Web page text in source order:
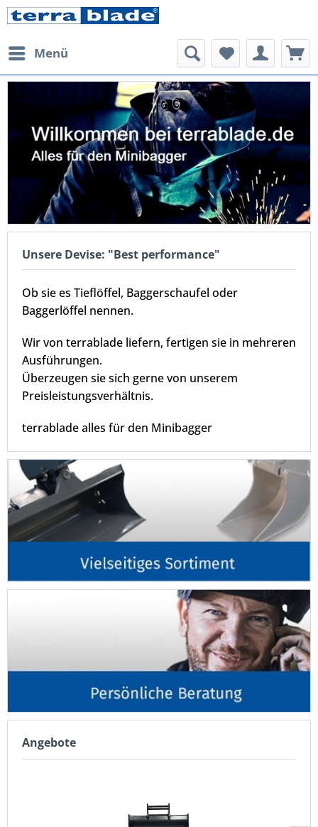
Menü
Unsere Devise: "Best performance"
Ob sie es Tieflöffel, Baggerschaufel oder
Baggerlöffel nennen.
Wir von terrablade liefern, fertigen sie in mehreren
Ausführungen.
Überzeugen sie sich gerne von unserem
Preisleistungsverhältnis.
terrablade alles für den Minibagger
Angebote